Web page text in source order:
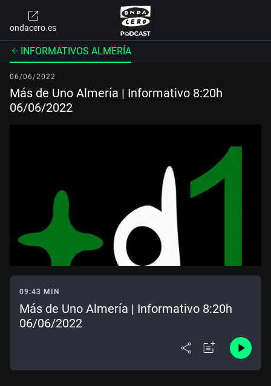
ondacero.es
INFORMATIVOS ALMERÍA
06/06/2022
Más de Uno Almería | Informativo 8:20h
06/06/2022
09:43 MIN
Más de Uno Almería | Informativo 8:20h
06/06/2022